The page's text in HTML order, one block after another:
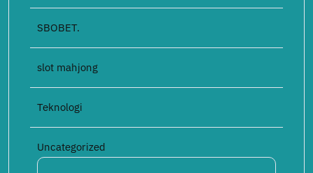
SBOBET.
slot mahjong
Teknologi
Uncategorized